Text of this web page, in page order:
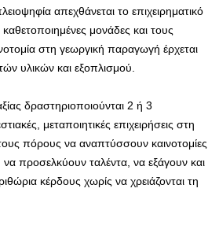
απεχθάνεται το επιχειρηματικό
μονάδες και τους
στη γεωργική παραγωγή έρχεται
υλικών και εξοπλισμού.
δραστηριοποιούνται 2 ή 3
μεταποιητικές επιχειρήσεις στη
πόρους να αναπτύσσουν καινοτομίες
να προσελκύουν ταλέντα, να εξάγουν και
κέρδους χωρίς να χρειάζονται τη